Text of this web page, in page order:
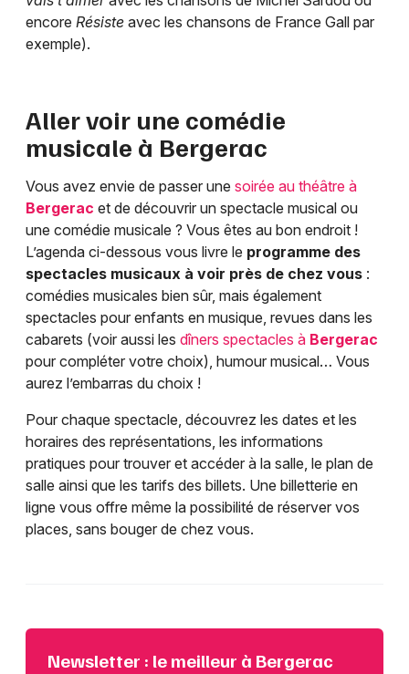
encore Résiste avec les chansons de France Gall par
exemple).
Aller voir une comédie
musicale à Bergerac
Vous avez envie de passer une soirée au théâtre à
Bergerac et de découvrir un spectacle musical ou
une comédie musicale ? Vous êtes au bon endroit !
L’agenda ci-dessous vous livre le programme des
spectacles musicaux à voir près de chez vous :
comédies musicales bien sûr, mais également
spectacles pour enfants en musique, revues dans les
cabarets (voir aussi les dîners spectacles à Bergerac
pour compléter votre choix), humour musical… Vous
aurez l’embarras du choix !
Pour chaque spectacle, découvrez les dates et les
horaires des représentations, les informations
pratiques pour trouver et accéder à la salle, le plan de
salle ainsi que les tarifs des billets. Une billetterie en
ligne vous offre même la possibilité de réserver vos
places, sans bouger de chez vous.
Newsletter : le meilleur à Bergerac